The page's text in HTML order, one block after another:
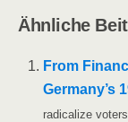
Ähn­li­che
From
Germany’s
radi­cal­i­ze